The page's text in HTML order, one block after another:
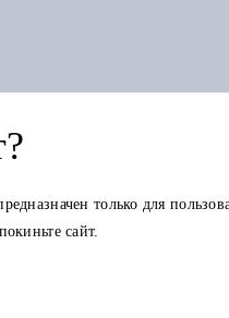
только для
сайт.